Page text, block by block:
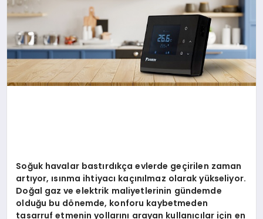
Soğuk havalar bastırdıkça evlerde geçirilen zaman
artıyor, ısınma ihtiyacı kaçınılmaz olarak yükseliyor.
Doğal gaz ve elektrik maliyetlerinin gündemde
olduğu bu dönemde, konforu kaybetmeden
tasarruf etmenin yollarını arayan kullanıcılar için en